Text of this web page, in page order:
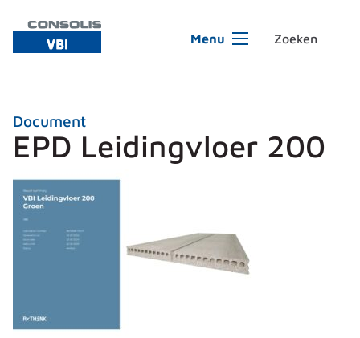
Menu
Document
EPD Leidingvloer 200